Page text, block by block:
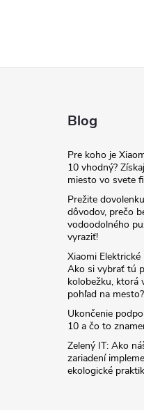
Blog
Pre koho je
10 vhodný?
miesto vo svete
Prežite
dôvodov, prečo
vodoodolného
vyraziť!
Xiaomi Elektrické
Ako si vybrať tú
kolobežku, ktorá
pohľad na mesto?
Ukončenie
10 a čo to
Zelený IT: Ako
zariadení
ekologické